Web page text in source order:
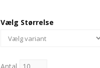
Vælg Størrelse